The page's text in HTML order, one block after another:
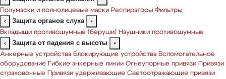
Полумаски и полнолицевые маски Респираторы Фильтры
‹
Защита органов слуха
×
Вкладыши противошумные (беруши) Наушники противошумные
‹
Защита от падения с высоты
×
Анкерные устройства Блокирующие устройства Вспомогательное
оборудование
Гибкие анкерные линии Огнеупорные привязи
Привязи
страховочные
Привязи удерживающие Светоотражающие привязи